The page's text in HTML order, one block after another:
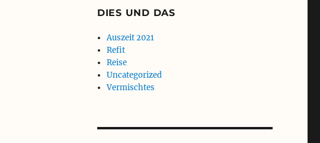
DIES UND DAS
Auszeit 2021
Refit
Reise
Uncategorized
Vermischtes